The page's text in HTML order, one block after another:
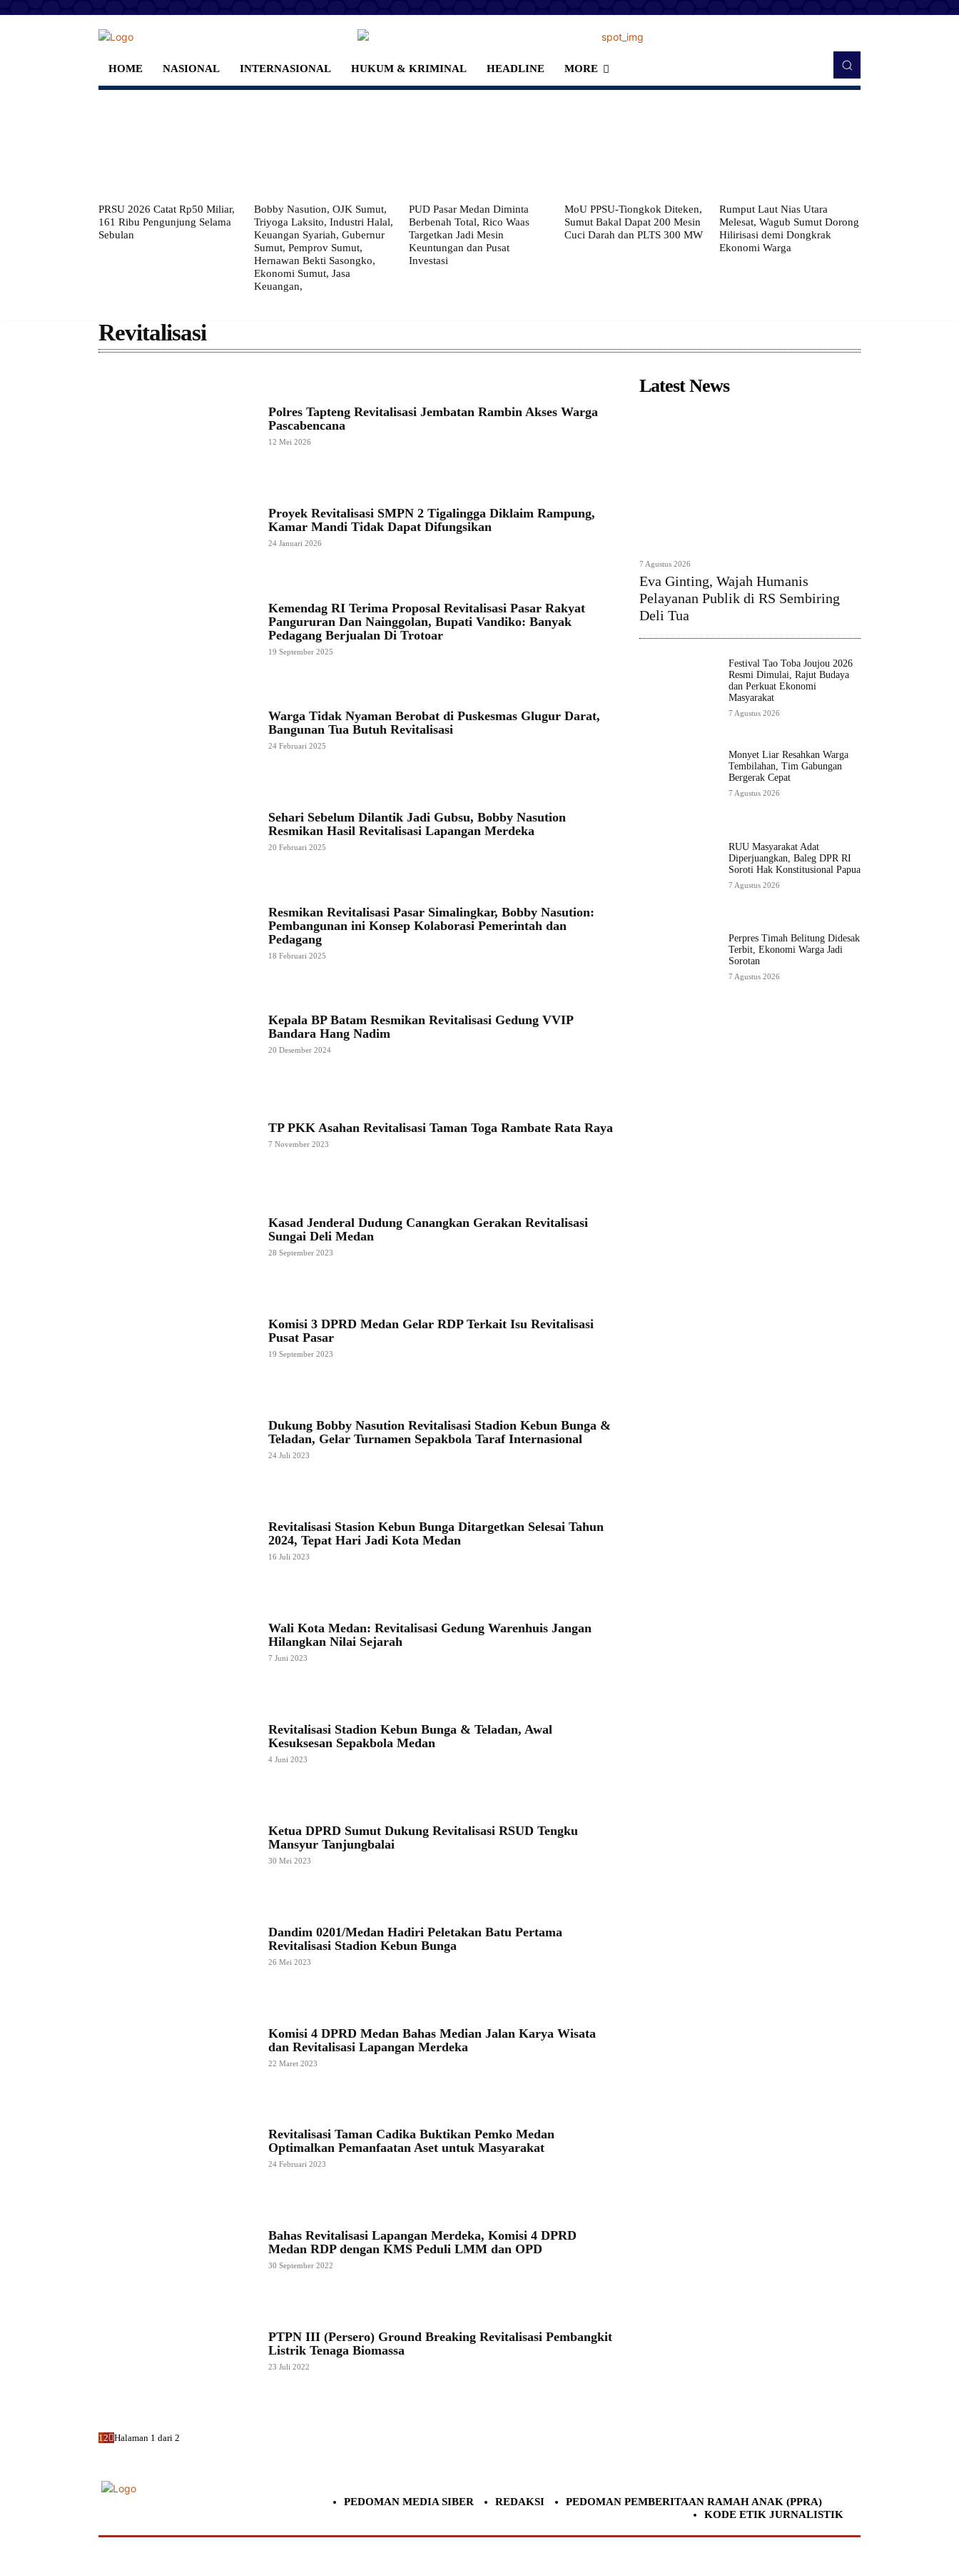
HOME NASIONAL INTERNASIONAL HUKUM & KRIMINAL HEADLINE MORE
PRSU 2026 Catat Rp50 Miliar,
161 Ribu Pengunjung Selama
Sebulan
Bobby Nasution, OJK Sumut,
Triyoga Laksito, Industri Halal,
Keuangan Syariah, Gubernur
Sumut, Pemprov Sumut,
Hernawan Bekti Sasongko,
Ekonomi Sumut, Jasa
Keuangan,
PUD Pasar Medan Diminta
Berbenah Total, Rico Waas
Targetkan Jadi Mesin
Keuntungan dan Pusat
Investasi
MoU PPSU-Tiongkok Diteken,
Sumut Bakal Dapat 200 Mesin
Cuci Darah dan PLTS 300 MW
Rumput Laut Nias Utara
Melesat, Wagub Sumut Dorong
Hilirisasi demi Dongkrak
Ekonomi Warga
Revitalisasi
Polres Tapteng Revitalisasi Jembatan Rambin Akses Warga
Pascabencana
12 Mei 2026
Proyek Revitalisasi SMPN 2 Tigalingga Diklaim Rampung,
Kamar Mandi Tidak Dapat Difungsikan
24 Januari 2026
Kemendag RI Terima Proposal Revitalisasi Pasar Rakyat
Pangururan Dan Nainggolan, Bupati Vandiko: Banyak
Pedagang Berjualan Di Trotoar
19 September 2025
Warga Tidak Nyaman Berobat di Puskesmas Glugur Darat,
Bangunan Tua Butuh Revitalisasi
24 Februari 2025
Sehari Sebelum Dilantik Jadi Gubsu, Bobby Nasution
Resmikan Hasil Revitalisasi Lapangan Merdeka
20 Februari 2025
Resmikan Revitalisasi Pasar Simalingkar, Bobby Nasution:
Pembangunan ini Konsep Kolaborasi Pemerintah dan
Pedagang
18 Februari 2025
Kepala BP Batam Resmikan Revitalisasi Gedung VVIP
Bandara Hang Nadim
20 Desember 2024
TP PKK Asahan Revitalisasi Taman Toga Rambate Rata Raya
7 November 2023
Kasad Jenderal Dudung Canangkan Gerakan Revitalisasi
Sungai Deli Medan
28 September 2023
Komisi 3 DPRD Medan Gelar RDP Terkait Isu Revitalisasi
Pusat Pasar
19 September 2023
Dukung Bobby Nasution Revitalisasi Stadion Kebun Bunga &
Teladan, Gelar Turnamen Sepakbola Taraf Internasional
24 Juli 2023
Revitalisasi Stasion Kebun Bunga Ditargetkan Selesai Tahun
2024, Tepat Hari Jadi Kota Medan
16 Juli 2023
Wali Kota Medan: Revitalisasi Gedung Warenhuis Jangan
Hilangkan Nilai Sejarah
7 Juni 2023
Revitalisasi Stadion Kebun Bunga & Teladan, Awal
Kesuksesan Sepakbola Medan
4 Juni 2023
Ketua DPRD Sumut Dukung Revitalisasi RSUD Tengku
Mansyur Tanjungbalai
30 Mei 2023
Dandim 0201/Medan Hadiri Peletakan Batu Pertama
Revitalisasi Stadion Kebun Bunga
26 Mei 2023
Komisi 4 DPRD Medan Bahas Median Jalan Karya Wisata
dan Revitalisasi Lapangan Merdeka
22 Maret 2023
Revitalisasi Taman Cadika Buktikan Pemko Medan
Optimalkan Pemanfaatan Aset untuk Masyarakat
24 Februari 2023
Bahas Revitalisasi Lapangan Merdeka, Komisi 4 DPRD
Medan RDP dengan KMS Peduli LMM dan OPD
30 September 2022
PTPN III (Persero) Ground Breaking Revitalisasi Pembangkit
Listrik Tenaga Biomassa
23 Juli 2022
12 Halaman 1 dari 2
Latest News
7 Agustus 2026
Eva Ginting, Wajah Humanis
Pelayanan Publik di RS Sembiring
Deli Tua
Festival Tao Toba Joujou 2026
Resmi Dimulai, Rajut Budaya
dan Perkuat Ekonomi
Masyarakat
7 Agustus 2026
Monyet Liar Resahkan Warga
Tembilahan, Tim Gabungan
Bergerak Cepat
7 Agustus 2026
RUU Masyarakat Adat
Diperjuangkan, Baleg DPR RI
Soroti Hak Konstitusional Papua
7 Agustus 2026
Perpres Timah Belitung Didesak
Terbit, Ekonomi Warga Jadi
Sorotan
7 Agustus 2026
PEDOMAN MEDIA SIBER REDAKSI
PEDOMAN PEMBERITAAN RAMAH ANAK (PPRA)
KODE ETIK JURNALISTIK